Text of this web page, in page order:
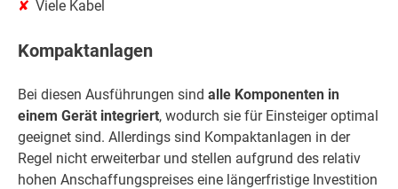
Viele Kabel
Kompaktanlagen
Bei diesen Ausführungen sind alle Komponenten in
einem Gerät integriert, wodurch sie für Einsteiger optimal
geeignet sind. Allerdings sind Kompaktanlagen in der
Regel nicht erweiterbar und stellen aufgrund des relativ
hohen Anschaffungspreises eine längerfristige Investition